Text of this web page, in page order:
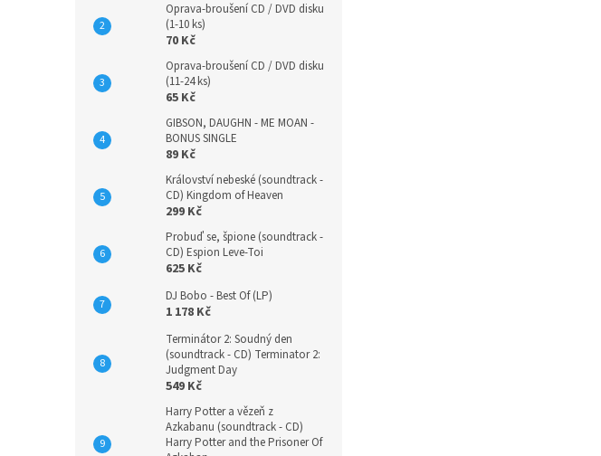
Oprava-broušení CD / DVD disku
(1-10 ks)
70 Kč
Oprava-broušení CD / DVD disku
(11-24 ks)
65 Kč
GIBSON, DAUGHN - ME MOAN -
BONUS SINGLE
89 Kč
Království nebeské (soundtrack -
CD) Kingdom of Heaven
299 Kč
Probuď se, špione (soundtrack -
CD) Espion Leve-Toi
625 Kč
DJ Bobo - Best Of (LP)
1 178 Kč
Terminátor 2: Soudný den
(soundtrack - CD) Terminator 2:
Judgment Day
549 Kč
Harry Potter a vězeň z
Azkabanu (soundtrack - CD)
Harry Potter and the Prisoner Of